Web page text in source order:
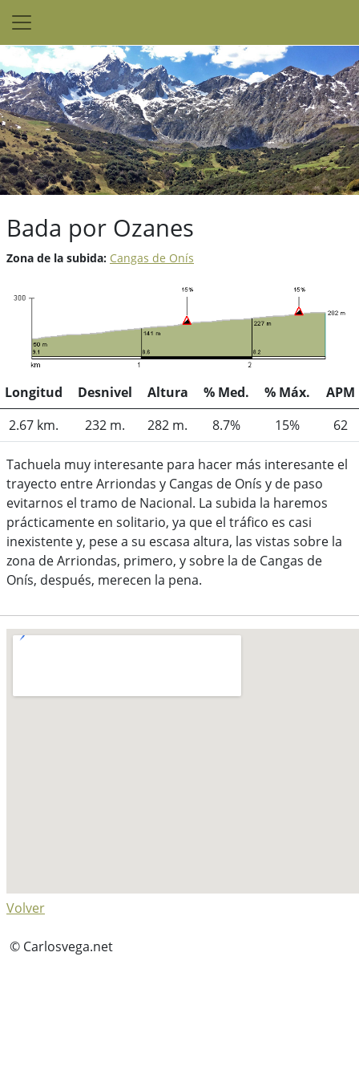
Bada por Ozanes
Zona de la subida: Cangas de Onís
Longitud Desnivel Altura % Med. % Máx.
APM
2.67 km.
232 m. 282 m. 8.7% 15% 62
Tachuela muy interesante para hacer más interesante el
trayecto entre Arriondas y Cangas de Onís y de paso
evitarnos el tramo de Nacional. La subida la haremos
prácticamente en solitario, ya que el tráfico es casi
inexistente y, pese a su escasa altura, las vistas sobre la
zona de Arriondas, primero, y sobre la de Cangas de
Onís, después, merecen la pena.
Volver
© Carlosvega.net